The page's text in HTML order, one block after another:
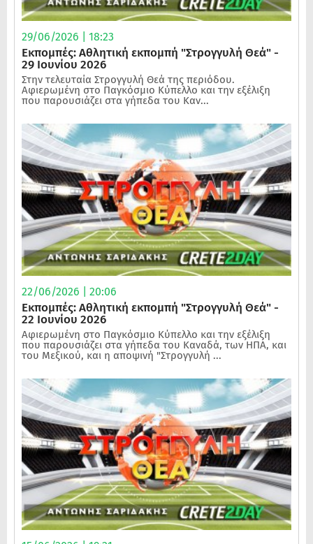
29/06/2026 | 18:23
Εκπομπές: Αθλητική εκπομπή "Στρογγυλή Θεά" -
29 Ιουνίου 2026
Στην τελευταία Στρογγυλή Θεά της περιόδου.
Αφιερωμένη στο Παγκόσμιο Κύπελλο και την εξέλιξη
που παρουσιάζει στα γήπεδα του Καν...
22/06/2026 | 20:06
Εκπομπές: Αθλητική εκπομπή "Στρογγυλή Θεά" -
22 Ιουνίου 2026
Αφιερωμένη στο Παγκόσμιο Κύπελλο και την εξέλιξη
που παρουσιάζει στα γήπεδα του Καναδά, των ΗΠΑ, και
του Μεξικού, και η αποψινή "Στρογγυλή ...